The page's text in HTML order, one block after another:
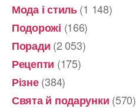
Мода і стиль(1 148)
Подорожі (166)
Поради (2 053)
Рецепти (175)
Різне(384)
Свята й подарунки (570)